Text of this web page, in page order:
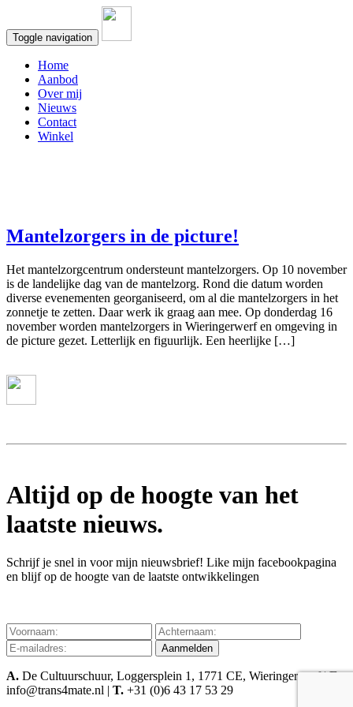
Toggle navigation
Home
Aanbod
Over mij
Nieuws
Contact
Winkel
Mantelzorgers in de picture!
Het mantelzorgcentrum ondersteunt mantelzorgers. Op 10 november
is de landelijke dag van de mantelzorg. Rond die datum worden
diverse evenementen georganiseerd, om al die mantelzorgers in het
zonnetje te zetten. Daar werk ik graag aan mee. Op donderdag 16
november worden mantelzorgers in Wieringerwerf en omgeving in
de picture gezet. Letterlijk en figuurlijk. Een heerlijke […]
Altijd op de hoogte van het
laatste nieuws.
Schrijf je snel in voor mijn nieuwsbrief! Like mijn facebookpagina
en blijf op de hoogte van de laatste ontwikkelingen
Aanmelden
A. De Cultuurschuur, Loggersplein 1, 1771 CE, Wieringerwerf |E.
info@trans4mate.nl | T. +31 (0)6 43 17 53 29